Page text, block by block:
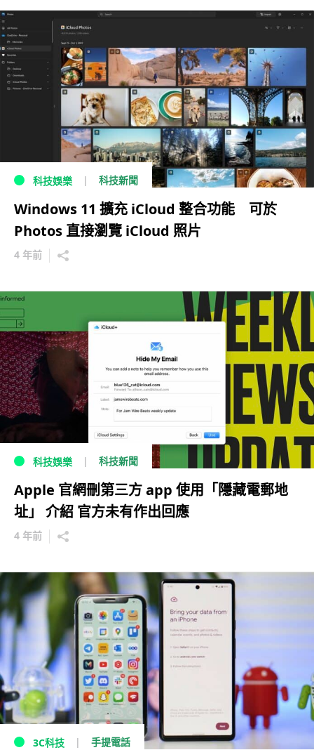
科技娛樂 科技新聞
Windows 11 擴充 iCloud 整合功能 可於
Photos 直接瀏覽 iCloud 照片
4 年前
科技娛樂 科技新聞
Apple 官網刪第三方 app 使用「隱藏電郵地
址」 介紹 官方未有作出回應
4 年前
3C科技 手提電話